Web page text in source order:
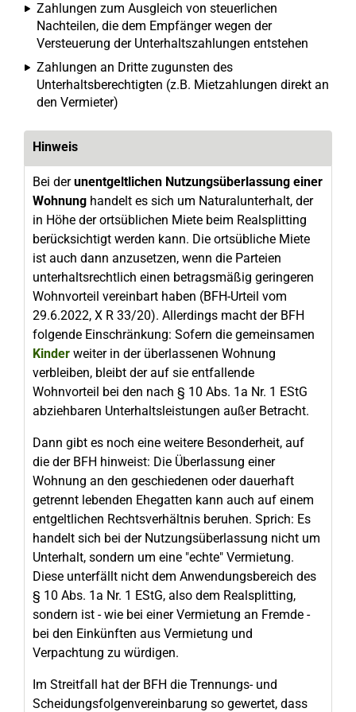
Zahlungen zum Ausgleich von steuerlichen
Nachteilen, die dem Empfänger wegen der
Versteuerung der Unterhaltszahlungen entstehen
Zahlungen an Dritte zugunsten des
Unterhaltsberechtigten (z.B. Mietzahlungen direkt an
den Vermieter)
Hinweis
Bei derunentgeltlichen Nutzungsüberlassung einer
Wohnung handelt es sich um Naturalunterhalt, der
in Höhe der ortsüblichen Miete beim Realsplitting
berücksichtigt werden kann. Die ortsübliche Miete
ist auch dann anzusetzen, wenn die Parteien
unterhaltsrechtlich einen betragsmäßig geringeren
Wohnvorteil vereinbart haben (BFH-Urteil vom
29.6.2022, X R 33/20). Allerdings macht der BFH
folgende Einschränkung: Sofern die gemeinsamen
Kinder weiter in der überlassenen Wohnung
verbleiben, bleibt der auf sie entfallende
Wohnvorteil bei den nach § 10 Abs. 1a Nr. 1 EStG
abziehbaren Unterhaltsleistungen außer Betracht.
Dann gibt es noch eine weitere Besonderheit, auf
die der BFH hinweist: Die Überlassung einer
Wohnung an den geschiedenen oder dauerhaft
getrennt lebenden Ehegatten kann auch auf einem
entgeltlichen Rechtsverhältnis beruhen. Sprich: Es
handelt sich bei der Nutzungsüberlassung nicht um
Unterhalt, sondern um eine "echte" Vermietung.
Diese unterfällt nicht dem Anwendungsbereich des
§ 10 Abs. 1a Nr. 1 EStG, also dem Realsplitting,
sondern ist - wie bei einer Vermietung an Fremde -
bei den Einkünften aus Vermietung und
Verpachtung zu würdigen.
Im Streitfall hat der BFH die Trennungs- und
Scheidungsfolgenvereinbarung so gewertet, dass